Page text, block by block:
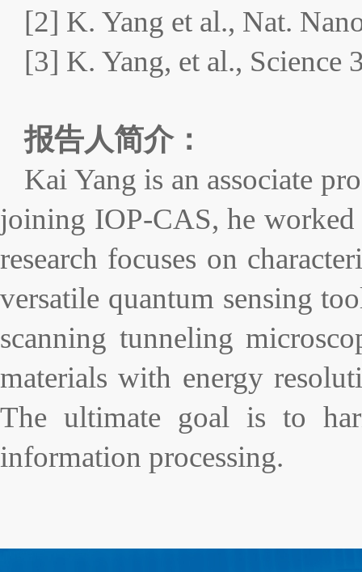
[2] K. Yang et al., Nat.
[3] K. Yang, et al., Science
报告人简介：
Kai Yang is an associate
joining IOP-CAS, he worked
research focuses on
versatile quantum sensing
scanning tunneling
materials with energy
The ultimate goal is to
information processing.